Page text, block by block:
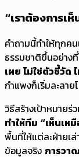
“เราต้องการเ
คำถามนี้ทำให้ทุกค
ธรรมชาติขึ้นอย่าง
เผย ไม่ใช่ตัวชี้วั
กำแพงก็เริ่มละลา
วิธีสร้างเป้าหมาย
ทำให้ทีม “เห็นเห
พื้นที่ให้แต่ละฝ่ายเ
ข้อมูลจริง การวา